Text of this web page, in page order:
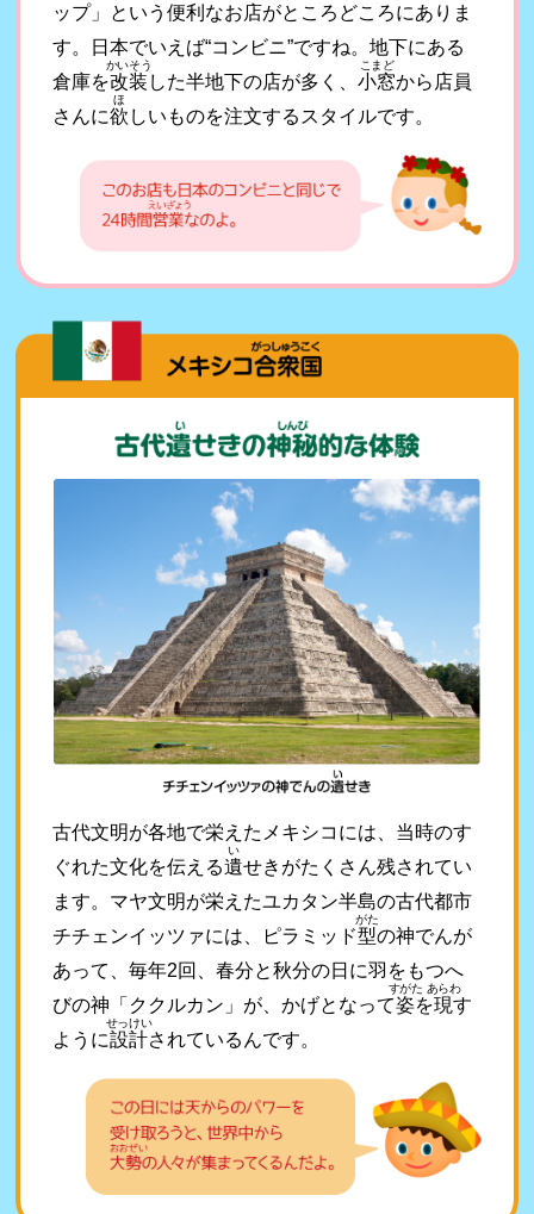
ップ」という便利なお店がところどころにありま
す。日本でいえば“コンビニ”ですね。地下にある
倉庫を改装
かいそう
した半地下の店が多く、小窓
こまど
から店員
さんに欲
ほ
しいものを注文するスタイルです。
古代文明が各地で栄えたメキシコには、当時のす
ぐれた文化を伝える遺
い
せきがたくさん残されてい
ます。マヤ文明が栄えたユカタン半島の古代都市
チチェンイッツァには、ピラミッド型
がた
の神でんが
あって、毎年2回、春分と秋分の日に羽をもつへ
びの神「ククルカン」が、かげとなって姿
すがた
を現
あらわ
す
ように設計
せっけい
されているんです。